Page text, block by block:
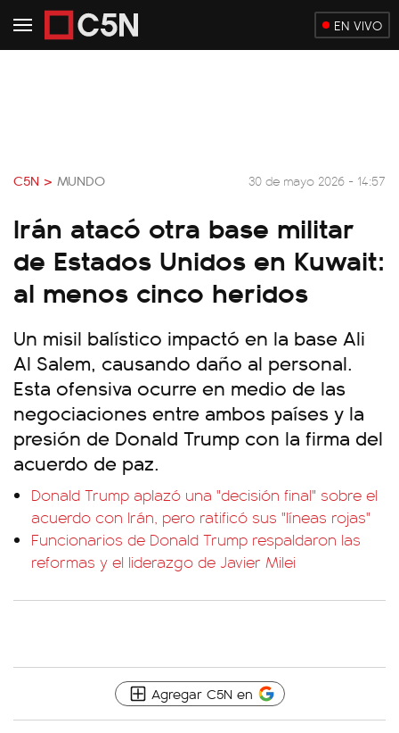
EN VIVO
C5N > MUNDO 30 de mayo 2026 - 14:57
Irán atacó otra base militar
de Estados Unidos en Kuwait:
al menos cinco heridos
Un misil balístico impactó en la base Ali
Al Salem, causando daño al personal.
Esta ofensiva ocurre en medio de las
negociaciones entre ambos países y la
presión de Donald Trump con la firma del
acuerdo de paz.
Donald Trump aplazó una "decisión final" sobre el
acuerdo con Irán, pero ratificó sus "líneas rojas"
Funcionarios de Donald Trump respaldaron las
reformas y el liderazgo de Javier Milei
Agregar C5N en